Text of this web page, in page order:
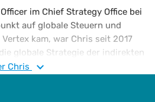
im Chief Strategy Office bei
auf globale Steuern und
kam, war Chris seit 2017
globale Strategie der indirekten
Company tätig. Vor seinem
Chris